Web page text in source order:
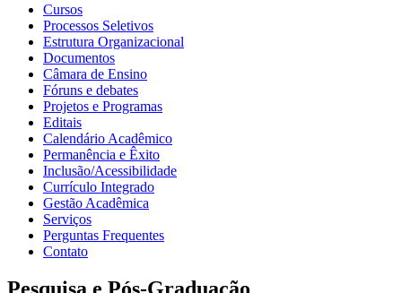
Cursos
Processos Seletivos
Estrutura Organizacional
Documentos
Câmara de Ensino
Fóruns e debates
Projetos e Programas
Editais
Calendário Acadêmico
Permanência e Êxito
Inclusão/Acessibilidade
Currículo Integrado
Gestão Acadêmica
Serviços
Perguntas Frequentes
Contato